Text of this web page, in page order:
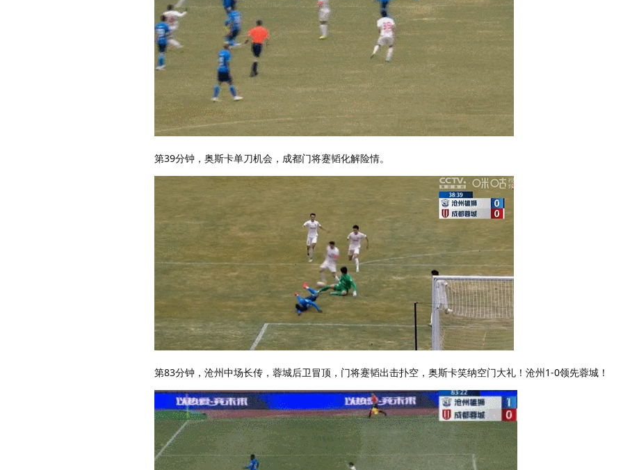
第39分钟，奥斯卡单刀机会，成都门将蹇韬化解险情。
第83分钟，沧州中场长传，蓉城后卫冒顶，门将蹇韬出击扑空，奥斯卡笑纳空门大礼！沧州1-0领先蓉城！